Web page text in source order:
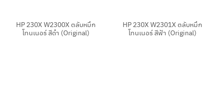
HP 230X W2300X ตลับหมึก
โทนเนอร์ สีดำ (Original)
HP 230X W2301X ตลับหมึก
โทนเนอร์ สีฟ้า (Original)